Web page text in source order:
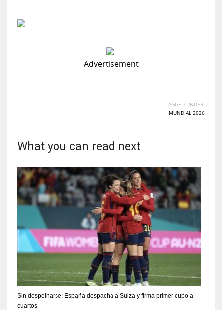
Advertisement
TAGGED UNDER:
MUNDIAL 2026
What you can read next
Sin despeinarse: España despacha a Suiza y firma primer cupo a
cuartos